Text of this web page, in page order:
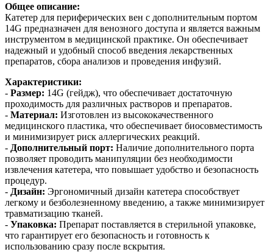
Общее описание:
Катетер для периферических вен с дополнительным портом
14G предназначен для венозного доступа и является важным
инструментом в медицинской практике. Он обеспечивает
надежный и удобный способ введения лекарственных
препаратов, сбора анализов и проведения инфузий.
Характеристики:
- Размер: 14G (гейдж), что обеспечивает достаточную
проходимость для различных растворов и препаратов.
- Материал: Изготовлен из высококачественного
медицинского пластика, что обеспечивает биосовместимость
и минимизирует риск аллергических реакций.
- Дополнительный порт: Наличие дополнительного порта
позволяет проводить манипуляции без необходимости
извлечения катетера, что повышает удобство и безопасность
процедур.
- Дизайн: Эргономичный дизайн катетера способствует
легкому и безболезненному введению, а также минимизирует
травматизацию тканей.
- Упаковка: Препарат поставляется в стерильной упаковке,
что гарантирует его безопасность и готовность к
использованию сразу после вскрытия.